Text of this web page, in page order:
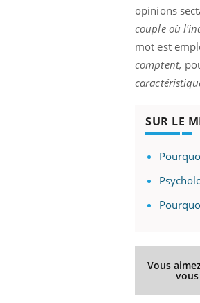
opinions
couple où
mot est
comptent,
SUR LE
Vous